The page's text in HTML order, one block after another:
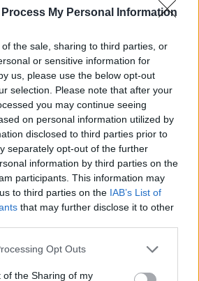
Process My Personal Information
the sale, sharing to third parties, or
or sensitive information for
us, please use the below opt-out
selection. Please note that after your
you may continue seeing
on personal information utilized by
disclosed to third parties prior to
separately opt-out of the further
information by third parties on the
participants. This information may
to third parties on the IAB’s List of
that may further disclose it to other
Opt Outs
of the Sharing of my
össze, és szükség esetén
róla, stratégiai
KÉSZ Csoport és a Masterplast. A
aláírt szerződés értelmében a
új termékhez szükséges
és az elkészült modulok
tűnik, hogy Masterplast mostanában
hazai vállalatokkal, legutóbb...
előfizetéses